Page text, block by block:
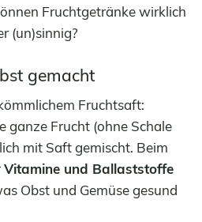
Fruchtgetränke wirklich
(un)sinnig?
gemacht
Fruchtsaft:
ganze Frucht (ohne Schale
mit Saft gemischt. Beim
Vitamine und Ballaststoffe
Obst und Gemüse gesund